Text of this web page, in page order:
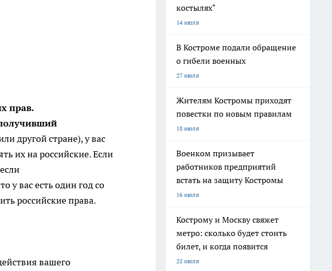
прав.
другой стране), у вас
их на российские. Если
у вас есть один год со
российские права.
вашего
костылях"
14 июля
В Костроме подали обращение
о гибели военных
27 июля
Жителям Костромы приходят
повестки по новым правилам
18 июля
Военком призывает
работников предприятий
встать на защиту Костромы
16 июля
Кострому и Москву свяжет
метро: сколько будет стоить
билет, и когда появится
25 июля